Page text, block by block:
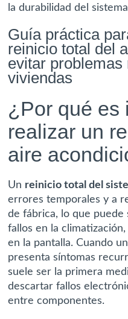
la durabilidad del
Guía práctica
reinicio total del
evitar problemas
viviendas
¿Por qué es
realizar un
aire
Un reinicio total del
errores temporales y a
de fábrica, lo que
fallos en la
en la pantalla. Cuando
presenta síntomas
suele ser la primera
descartar fallos
entre componentes.